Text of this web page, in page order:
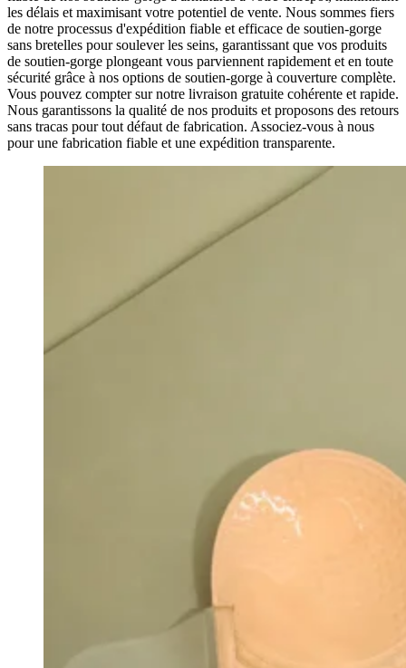
les délais et maximisant votre potentiel de vente. Nous sommes fiers
de notre processus d'expédition fiable et efficace de soutien-gorge
sans bretelles pour soulever les seins, garantissant que vos produits
de soutien-gorge plongeant vous parviennent rapidement et en toute
sécurité grâce à nos options de soutien-gorge à couverture complète.
Vous pouvez compter sur notre livraison gratuite cohérente et rapide.
Nous garantissons la qualité de nos produits et proposons des retours
sans tracas pour tout défaut de fabrication. Associez-vous à nous
pour une fabrication fiable et une expédition transparente.